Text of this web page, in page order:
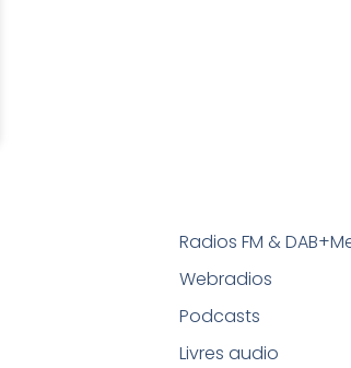
Radios FM & DAB+
Webradios
Podcasts
Livres audio